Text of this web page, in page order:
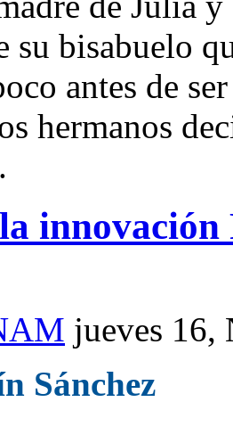
su bisabuelo
antes de
hermanos
jueves 16,
Sánchez